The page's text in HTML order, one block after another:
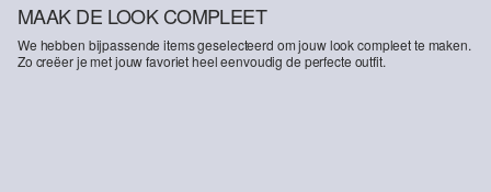
MAAK DE LOOK COMPLEET
We hebben bijpassende items geselecteerd om jouw look compleet te maken.
Zo creëer je met jouw favoriet heel eenvoudig de perfecte outfit.